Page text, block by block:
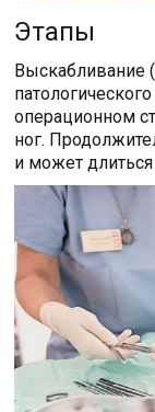
Этапы
Выскабливание
операционном
ног.
и может